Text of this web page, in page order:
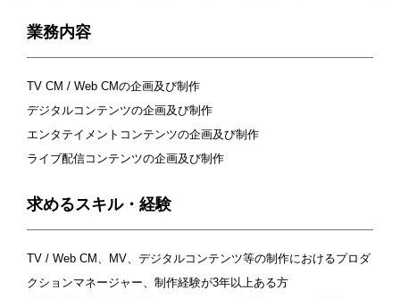
業務内容
TV CM / Web CMの企画及び制作
デジタルコンテンツの企画及び制作
エンタテイメントコンテンツの企画及び制作
ライブ配信コンテンツの企画及び制作
求めるスキル・経験
TV / Web CM、MV、デジタルコンテンツ等の制作におけるプロダ
クションマネージャー、制作経験が3年以上ある方